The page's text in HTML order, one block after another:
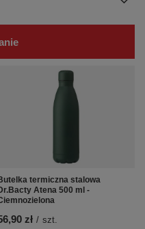
termiczna stalowa
Atena 500 ml -
zł / szt.